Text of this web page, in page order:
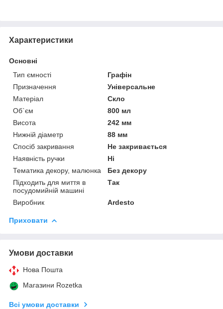
Характеристики
Основні
Тип ємності
Графін
Призначення
Універсальне
Матеріал
Скло
Об`єм
800 мл
Висота
242 мм
Нижній діаметр
88 мм
Спосіб закривання
Не закривається
Наявність ручки
Ні
Тематика декору, малюнка
Без декору
Підходить для миття в
посудомийній машині
Так
Виробник Ardesto
Приховати
Умови доставки
Нова Пошта
Магазини Rozetka
Всі умови доставки